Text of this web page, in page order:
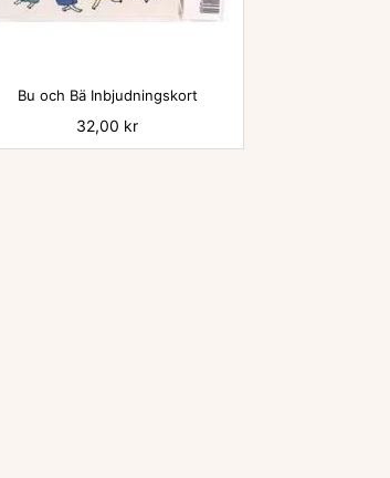

Bu och Bä Inbjudningskort
Pris
32,00 kr